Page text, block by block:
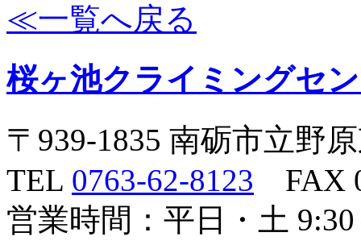
≪一覧へ戻る
桜ヶ池クライミングセ
〒939-1835 南砺市立野
TEL 0763-62-8123 FAX
営業時間：平日・土